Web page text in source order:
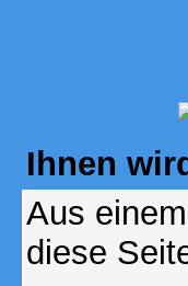
Ihnen
Aus
diese